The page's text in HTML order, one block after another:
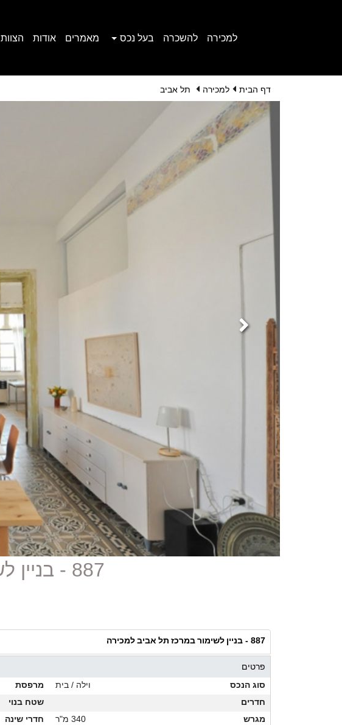
למכירה להשכרה בעל נכס מאמרים אודות הצוות
דף הבית למכירה תל אביב
887 - בניין לשימור במרכז תל אביב למכירה
887 - בניין לשימור במרכז תל אביב למכירה
פרטים
סוג הנכס
וילה / בית
מרפסת
חדרים
שטח בנוי
מגרש
340 מ"ר
חדרי שינה